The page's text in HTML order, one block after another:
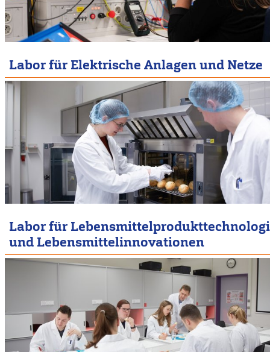
Labor für Elektrische Anlagen und Netze
Labor für
und Lebensmittelinnovationen